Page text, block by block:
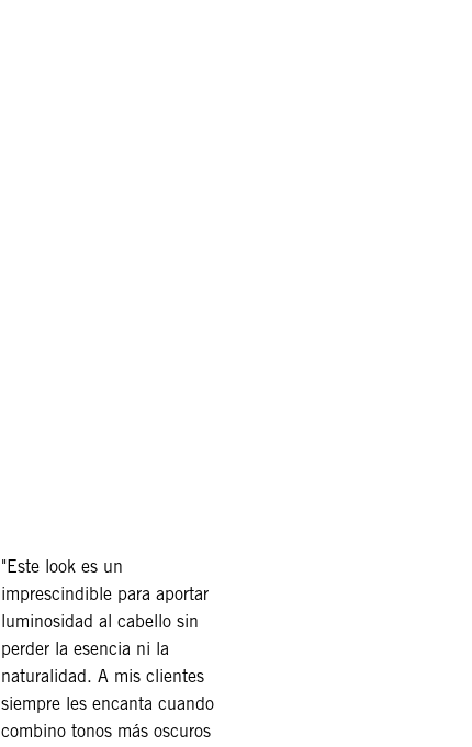
"Este look es un
imprescindible para aportar
luminosidad al cabello sin
perder la esencia ni la
naturalidad. A mis clientes
siempre les encanta cuando
combino tonos más oscuros